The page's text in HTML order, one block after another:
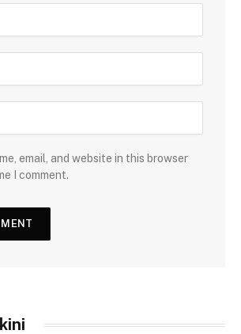
email, and website in this browser
I comment.